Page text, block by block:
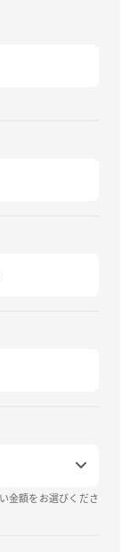
金額をお選びくださ